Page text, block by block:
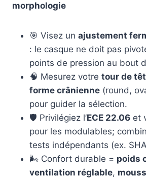
morphologie
🎯 Visez un ajustement
: le casque ne doit pas
points de pression au bout
🧠 Mesurez votre tour de
forme crânienne (round,
pour guider la sélection.
🛡️ Privilégiez l’ECE 22.06 et
pour les modulables;
tests indépendants (ex.
🌬️ Confort durable = poids
ventilation réglable,